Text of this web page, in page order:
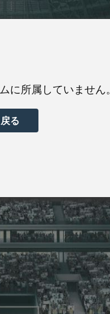
に所属していません。
戻る